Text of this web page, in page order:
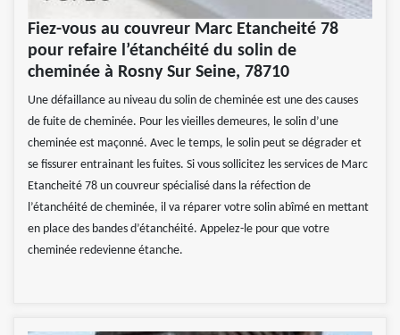
Fiez-vous au couvreur Marc Etancheité 78
pour refaire l’étanchéité du solin de
cheminée à Rosny Sur Seine, 78710
Une défaillance au niveau du solin de cheminée est une des causes
de fuite de cheminée. Pour les vieilles demeures, le solin d’une
cheminée est maçonné. Avec le temps, le solin peut se dégrader et
se fissurer entrainant les fuites. Si vous sollicitez les services de Marc
Etancheité 78 un couvreur spécialisé dans la réfection de
l’étanchéité de cheminée, il va réparer votre solin abîmé en mettant
en place des bandes d’étanchéité. Appelez-le pour que votre
cheminée redevienne étanche.